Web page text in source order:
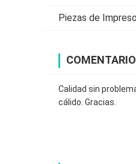
Piezas de
Calidad sin
cálido. Gracias.